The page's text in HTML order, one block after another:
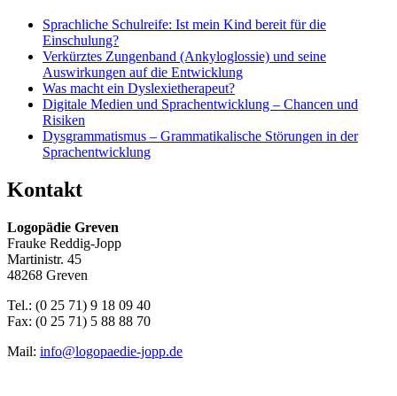
Sprachliche Schulreife: Ist mein Kind bereit für die
Einschulung?
Verkürztes Zungenband (Ankyloglossie) und seine
Auswirkungen auf die Entwicklung
Was macht ein Dyslexietherapeut?
Digitale Medien und Sprachentwicklung – Chancen und
Risiken
Dysgrammatismus – Grammatikalische Störungen in der
Sprachentwicklung
Kontakt
Logopädie Greven
Frauke Reddig-Jopp
Martinistr. 45
48268 Greven
Tel.: (0 25 71) 9 18 09 40
Fax: (0 25 71) 5 88 88 70
Mail: info@logopaedie-jopp.de